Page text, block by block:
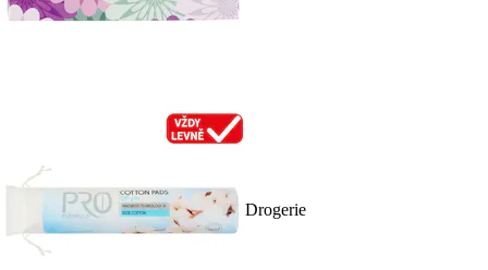
Drogerie